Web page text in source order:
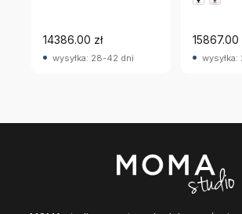
14386.00 zł
wysyłka: 28-42 dni
15867.00